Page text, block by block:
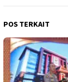
POS TERKAIT